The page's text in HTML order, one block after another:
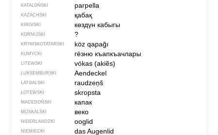
KATALOŃSKI parpella
KAZACHSKI қабақ
KIRGISKI көздүн кабыгы
KORNIJSKI ?
KRYMSKOTATARSKI köz qapağı
KUMYCKI гёзню къапкъачлары
LITEWSKI vókas (akiẽs)
LUKSEMBURSKI Aendeckel
ŁATGALSKI raudzeņš
ŁOTEWSKI skropsta
MACEDOŃSKI капак
MOSKALSKI веко
NIDERLANDZKI ooglid
NIEMIECKI das Augenlid